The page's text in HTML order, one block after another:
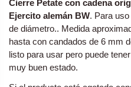
Cierre Petate con cadena
Ejercito alemán BW. Para
de diámetro.. Medida
hasta con candados de 6 mm
listo para usar pero puede
muy buen estado.